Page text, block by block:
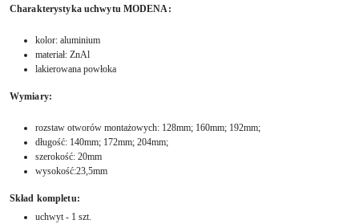
Charakterystyka uchwytu MODENA:
kolor: aluminium
materiał: ZnAl
lakierowana powłoka
Wymiary:
rozstaw otworów montażowych: 128mm; 160mm; 192mm;
długość: 140mm; 172mm; 204mm;
szerokość: 20mm
wysokość:23,5mm
Skład kompletu:
uchwyt - 1 szt.